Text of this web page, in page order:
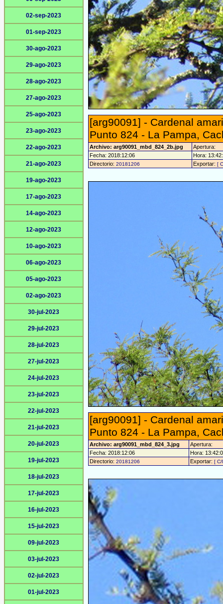
02-sep-2023
01-sep-2023
30-ago-2023
29-ago-2023
28-ago-2023
27-ago-2023
25-ago-2023
23-ago-2023
22-ago-2023
21-ago-2023
19-ago-2023
17-ago-2023
14-ago-2023
12-ago-2023
10-ago-2023
06-ago-2023
05-ago-2023
02-ago-2023
30-jul-2023
29-jul-2023
28-jul-2023
27-jul-2023
24-jul-2023
23-jul-2023
22-jul-2023
21-jul-2023
20-jul-2023
19-jul-2023
18-jul-2023
17-jul-2023
16-jul-2023
15-jul-2023
09-jul-2023
03-jul-2023
02-jul-2023
01-jul-2023
[arg90091] - Cardenal
Punto 824 - La Pampa,
Archivo: arg90091_mbd_824_2b.jpg
Apertura:
Fecha: 2018:12:06
Hora:
Directorio: 20181206 Exportar: [
[arg90091] - Cardenal
Punto 824 - La Pampa,
Archivo: arg90091_mbd_824_3.jpg
Apertura:
Fecha: 2018:12:06
Hora:
Directorio: 20181206 Exportar: [ C/